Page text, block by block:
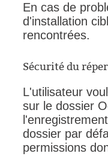
En cas de
d'installation
rencontrées.
Sécurité du
L'utilisateur
sur le dossier
dossier par
permissions